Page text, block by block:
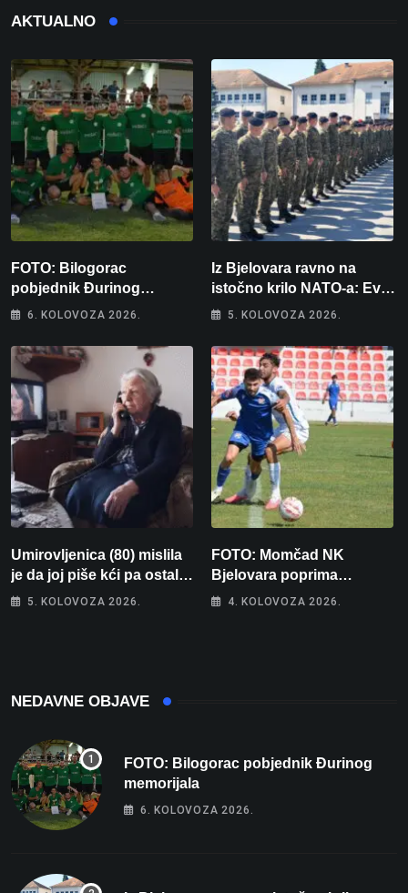
AKTUALNO
FOTO: Bilogorac
pobjednik Đurinog
memorijala
6. KOLOVOZA 2026.
Iz Bjelovara ravno na
istočno krilo NATO-a: Evo
kamo odlazi 82 hrvatska
5. KOLOVOZA 2026.
Umirovljenica (80) mislila
je da joj piše kći pa ostala
bez 1000 eura
5. KOLOVOZA 2026.
FOTO: Momčad NK
Bjelovara poprima
jesenski izgled
4. KOLOVOZA 2026.
NEDAVNE OBJAVE
FOTO: Bilogorac pobjednik Đurinog
memorijala
6. KOLOVOZA 2026.